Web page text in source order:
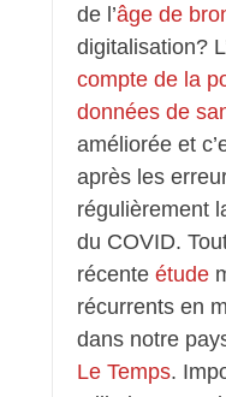
de l’âge de
digitalisation?
compte de la
données de
améliorée et
après les
régulièrement
du COVID.
récente étude
récurrents en
dans notre
Le Temps.